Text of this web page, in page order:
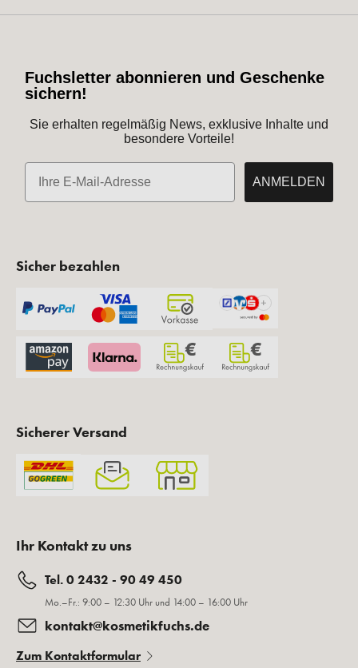
Fuchsletter abonnieren und Geschenke
sichern!
Sie erhalten regelmäßig News, exklusive Inhalte und
besondere Vorteile!
E-Mail
ANMELDEN
Sicher bezahlen
Sicherer Versand
Ihr Kontakt zu uns
Tel. 0 2432 - 90 49 450
Mo.–Fr.: 9:00 – 12:30 Uhr und 14:00 – 16:00 Uhr
kontakt@kosmetikfuchs.de
Zum Kontaktformular